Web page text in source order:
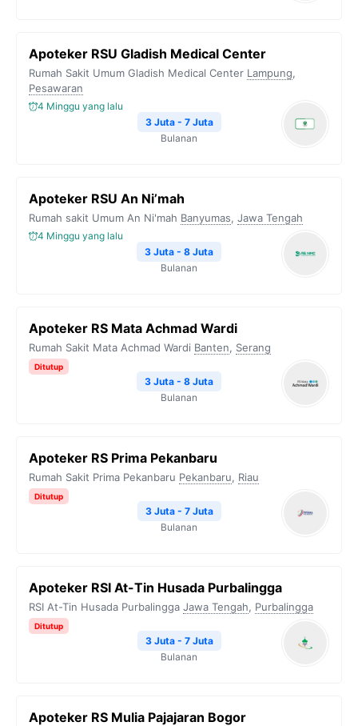
Apoteker RSU Gladish Medical Center
Rumah Sakit Umum Gladish Medical Center Lampung,
Pesawaran
4 Minggu yang lalu
3 Juta - 7 Juta
Bulanan
Apoteker RSU An Ni’mah
Rumah sakit Umum An Ni'mah Banyumas, Jawa Tengah
4 Minggu yang lalu
3 Juta - 8 Juta
Bulanan
Apoteker RS Mata Achmad Wardi
Rumah Sakit Mata Achmad Wardi Banten, Serang
Ditutup
3 Juta - 8 Juta
Bulanan
Apoteker RS Prima Pekanbaru
Rumah Sakit Prima Pekanbaru Pekanbaru, Riau
Ditutup
3 Juta - 7 Juta
Bulanan
Apoteker RSI At-Tin Husada Purbalingga
RSI At-Tin Husada Purbalingga Jawa Tengah, Purbalingga
Ditutup
3 Juta - 7 Juta
Bulanan
Apoteker RS Mulia Pajajaran Bogor